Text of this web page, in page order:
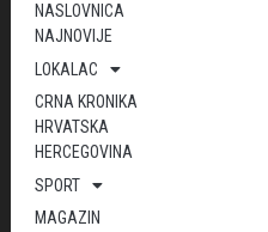
NASLOVNICA
NAJNOVIJE
LOKALAC
CRNA KRONIKA
HRVATSKA
HERCEGOVINA
SPORT
MAGAZIN